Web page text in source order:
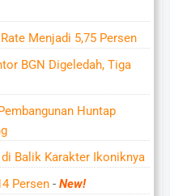
Menjadi 5,75 Persen
BGN Digeledah, Tiga
Huntap
Balik Karakter Ikoniknya
Persen - New!